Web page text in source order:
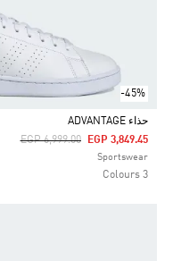
-45%
Selected
حذاء ADVANTAGE
Price Reduced From
EGP 6,999.00ToEGP 3,849.45
Sportswear
3 Colours